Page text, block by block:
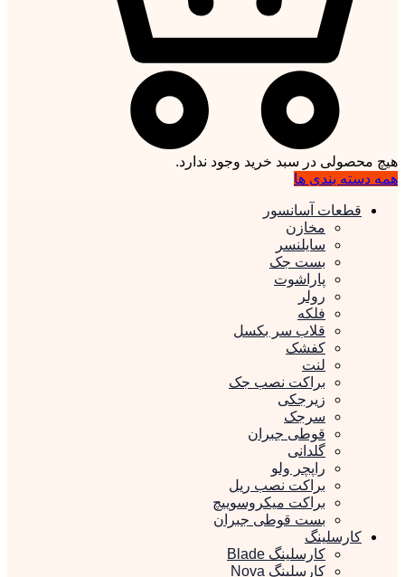
هیچ محصولی در سبد خرید وجود ندارد.
همه دسته بندی ها
قطعات آسانسور
مخازن
سایلنسر
بست جک
پاراشوت
رولر
فلکه
قلاب سر بکسل
کفشک
لنت
براکت نصب جک
زیرجکی
سرجک
قوطی جبران
گلدانی
راپچر ولو
براکت نصب ریل
براکت میکروسوییچ
بست قوطی جبران
کارسلینگ
کارسلینگ Blade
کارسلینگ Nova